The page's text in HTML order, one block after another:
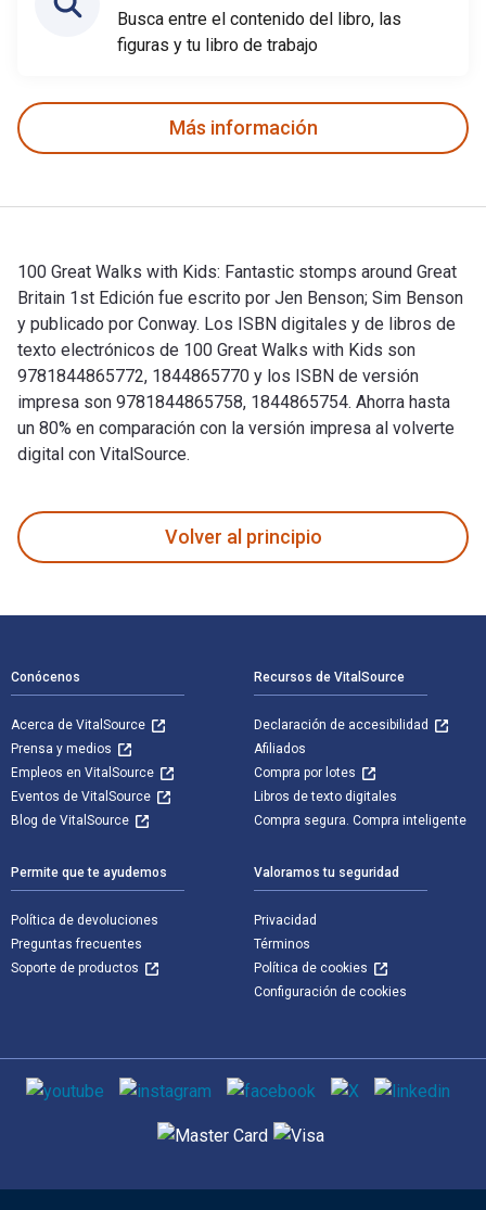
Busca entre el contenido del libro, las
figuras y tu libro de trabajo
Más información
100 Great Walks with Kids: Fantastic stomps around Great
Britain 1st Edición fue escrito por Jen Benson; Sim Benson
y publicado por Conway. Los ISBN digitales y de libros de
texto electrónicos de 100 Great Walks with Kids son
9781844865772, 1844865770 y los ISBN de versión
impresa son 9781844865758, 1844865754. Ahorra hasta
un 80% en comparación con la versión impresa al volverte
digital con VitalSource.
Volver al principio
Conócenos
Acerca de VitalSource
Prensa y medios
Empleos en VitalSource
Eventos de VitalSource
Blog de VitalSource
Recursos de VitalSource
Declaración de accesibilidad
Afiliados
Compra por lotes
Libros de texto digitales
Compra segura. Compra inteligente
Permite que te ayudemos
Política de devoluciones
Preguntas frecuentes
Soporte de productos
Valoramos tu seguridad
Privacidad
Términos
Política de cookies
Configuración de cookies
Medios de comunicación social
Métodos de pago admitidos